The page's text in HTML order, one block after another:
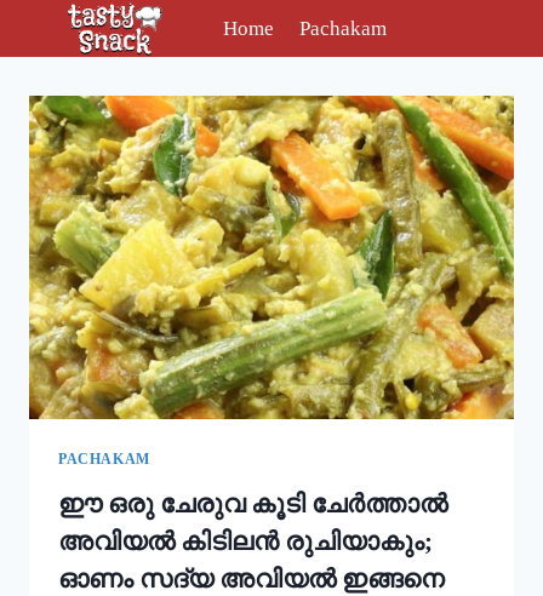
Home Pachakam
PACHAKAM
ഈ ഒരു ചേരുവ കൂടി ചേർത്താൽ
അവിയൽ കിടിലൻ രുചിയാകും;
ഓണം സദ്യ അവിയൽ ഇങ്ങനെ